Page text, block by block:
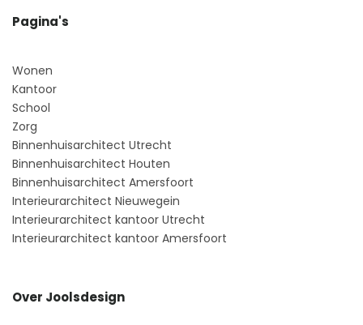
Pagina's
Wonen
Kantoor
School
Zorg
Binnenhuisarchitect Utrecht
Binnenhuisarchitect Houten
Binnenhuisarchitect Amersfoort
Interieurarchitect Nieuwegein
Interieurarchitect kantoor Utrecht
Interieurarchitect kantoor Amersfoort
Over Joolsdesign